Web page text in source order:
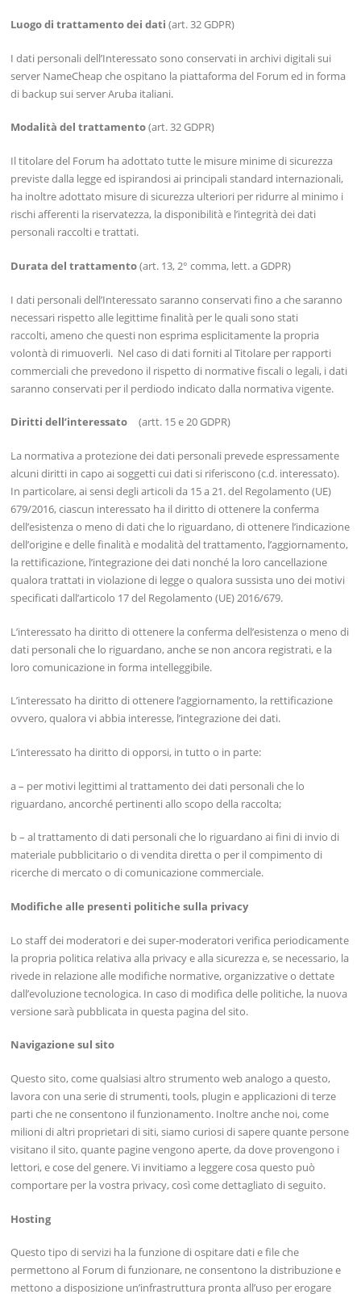
Luogo di trattamento dei dati(art. 32 GDPR)
I dati personali dell’Interessato sono conservati in archivi digitali sui
server NameCheap che ospitano la piattaforma del Forum ed in forma
di backup sui server Aruba italiani.
Modalità del trattamento(art. 32 GDPR)
Il titolare del Forum ha adottato tutte le misure minime di sicurezza
previste dalla legge ed ispirandosi ai principali standard internazionali,
ha inoltre adottato misure di sicurezza ulteriori per ridurre al minimo i
rischi afferenti la riservatezza, la disponibilità e l’integrità dei dati
personali raccolti e trattati.
Durata del trattamento(art. 13, 2° comma, lett. a GDPR)
I dati personali dell’Interessato saranno conservati fino a che saranno
necessari rispetto alle legittime finalità per le quali sono stati
raccolti, ameno che questi non esprima esplicitamente la propria
volontà di rimuoverli. Nel caso di dati forniti al Titolare per rapporti
commerciali che prevedono il rispetto di normative fiscali o legali, i dati
saranno conservati per il perdiodo indicato dalla normativa vigente.
Diritti dell’interessato (artt. 15 e 20 GDPR)
La normativa a protezione dei dati personali prevede espressamente
alcuni diritti in capo ai soggetti cui dati si riferiscono (c.d. interessato).
In particolare, ai sensi degli articoli da 15 a 21. del Regolamento (UE)
679/2016, ciascun interessato ha il diritto di ottenere la conferma
dell’esistenza o meno di dati che lo riguardano, di ottenere l’indicazione
dell’origine e delle finalità e modalità del trattamento, l’aggiornamento,
la rettificazione, l’integrazione dei dati nonché la loro cancellazione
qualora trattati in violazione di legge o qualora sussista uno dei motivi
specificati dall’articolo 17 del Regolamento (UE) 2016/679.
L’interessato ha diritto di ottenere la conferma dell’esistenza o meno di
dati personali che lo riguardano, anche se non ancora registrati, e la
loro comunicazione in forma intelleggibile.
L’interessato ha diritto di ottenere l’aggiornamento, la rettificazione
ovvero, qualora vi abbia interesse, l’integrazione dei dati.
L’interessato ha diritto di opporsi, in tutto o in parte:
a – per motivi legittimi al trattamento dei dati personali che lo
riguardano, ancorché pertinenti allo scopo della raccolta;
b – al trattamento di dati personali che lo riguardano ai fini di invio di
materiale pubblicitario o di vendita diretta o per il compimento di
ricerche di mercato o di comunicazione commerciale.
Modifiche alle presenti politiche sulla privacy
Lo staff dei moderatori e dei super-moderatori verifica periodicamente
la propria politica relativa alla privacy e alla sicurezza e, se necessario, la
rivede in relazione alle modifiche normative, organizzative o dettate
dall’evoluzione tecnologica. In caso di modifica delle politiche, la nuova
versione sarà pubblicata in questa pagina del sito.
Navigazione sul sito
Questo sito, come qualsiasi altro strumento web analogo a questo,
lavora con una serie di strumenti, tools, plugin e applicazioni di terze
parti che ne consentono il funzionamento. Inoltre anche noi, come
milioni di altri proprietari di siti, siamo curiosi di sapere quante persone
visitano il sito, quante pagine vengono aperte, da dove provengono i
lettori, e cose del genere. Vi invitiamo a leggere cosa questo può
comportare per la vostra privacy, così come dettagliato di seguito.
Hosting
Questo tipo di servizi ha la funzione di ospitare dati e file che
permettono al Forum di funzionare, ne consentono la distribuzione e
mettono a disposizione un’infrastruttura pronta all’uso per erogare